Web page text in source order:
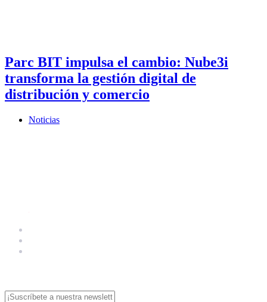
Parc BIT impulsa el cambio: Nube3i
transforma la gestión digital de
distribución y comercio
Noticias